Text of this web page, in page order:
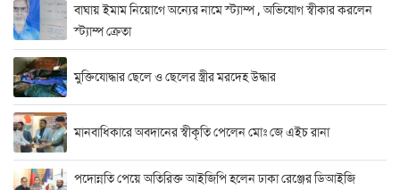
বাঘায় ইমাম নিয়োগে অন্যের নামে স্ট্যাম্প , অভিযোগ স্বীকার করলেন
স্ট্যাম্প ক্রেতা
মুক্তিযোদ্ধার ছেলে ও ছেলের স্ত্রীর মরদেহ উদ্ধার
মানবাধিকারে অবদানের স্বীকৃতি পেলেন মোঃ জে এইচ রানা
পদোন্নতি পেয়ে অতিরিক্ত আইজিপি হলেন ঢাকা রেঞ্জের ডিআইজি